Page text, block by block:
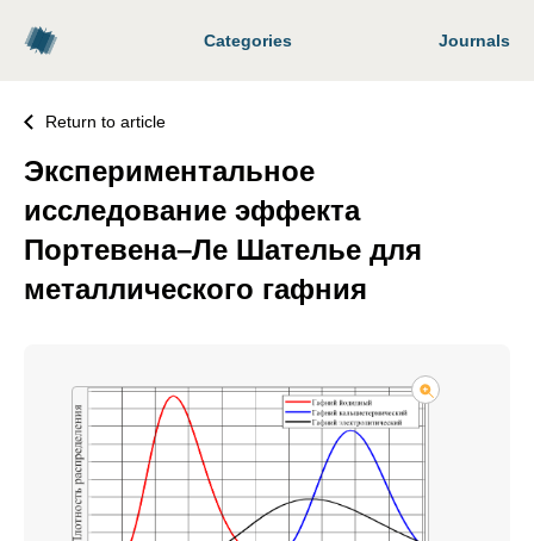
Categories Journals
Return to article
Экспериментальное
исследование эффекта
Портевена–Ле Шателье для
металлического гафния